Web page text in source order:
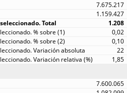
7.675.217
1.159.427
1.208
0,02
0,10
22
1,85
7.600.065